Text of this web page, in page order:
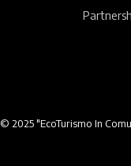
© 2025 "EcoTurismo In